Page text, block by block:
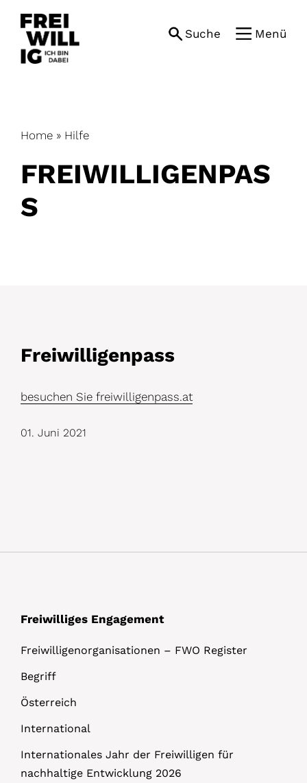
content
Suche Menü
Home » Hilfe
FREIWILLIGENPAS
S
D
t
i
Freiwilligenpass
besuchen Sie freiwilligenpass.at
01. Juni 2021
Freiwilliges Engagement
Freiwilligenorganisationen – FWO Register
Begriff
Österreich
International
Internationales Jahr der Freiwilligen für
nachhaltige Entwicklung 2026